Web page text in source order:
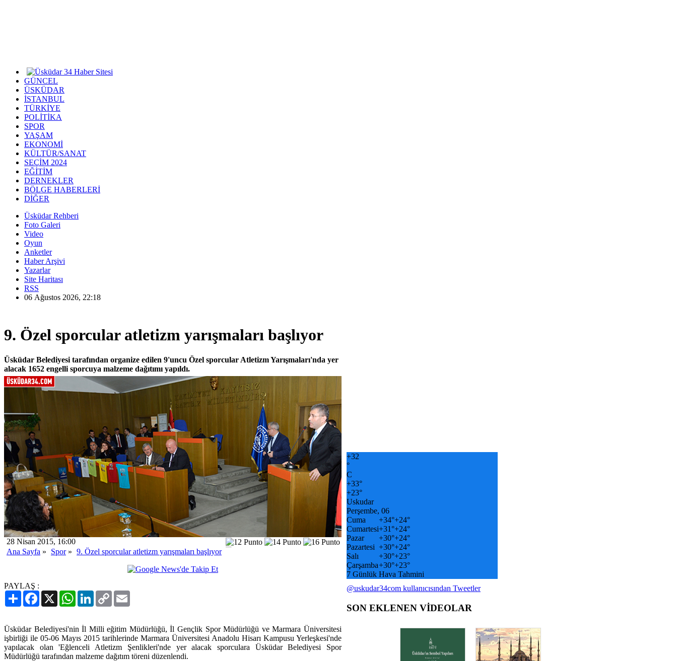
GÜNCEL
ÜSKÜDAR
İSTANBUL
TÜRKİYE
POLİTİKA
SPOR
YAŞAM
EKONOMİ
KÜLTÜR/SANAT
SEÇİM 2024
EĞİTİM
DERNEKLER
BÖLGE HABERLERİ
DİĞER
Üsküdar Rehberi
Foto Galeri
Video
Oyun
Anketler
Haber Arşivi
Yazarlar
Site Haritası
RSS
06 Ağustos 2026, 22:18
9. Özel sporcular atletizm yarışmaları başlıyor
Üsküdar Belediyesi tarafından organize edilen 9'uncu Özel sporcular Atletizm Yarışmaları'nda yer
alacak 1652 engelli sporcuya malzeme dağıtımı yapıldı.
28 Nisan 2015, 16:00
Ana Sayfa » Spor» 9. Özel sporcular atletizm yarışmaları başlıyor
PAYLAŞ :
PaylaşFacebook
X WhatsAppLinkedIn
Copy
Link
Üsküdar Belediyesi'nin İl Milli eğitim Müdürlüğü, İl Gençlik Spor Müdürlüğü ve Marmara Üniversitesi
işbirliği ile 05-06 Mayıs 2015 tarihlerinde Marmara Üniversitesi Anadolu Hisarı Kampusu Yerleşkesi'nde
yapılacak olan 'Eğlenceli Atletizm Şenlikleri'nde yer alacak sporculara Üsküdar Belediyesi Spor
Müdürlüğü tarafından malzeme dağıtım töreni düzenlendi.
+32
°
C
+33°
+23°
Uskudar
Perşembe, 06
Cuma
+34°+24°
Cumartesi+31°+24°
Pazar
+30°+24°
Pazartesi +30°+24°
Salı
+30°+23°
Çarşamba+30°+23°
7 Günlük Hava Tahmini
@uskudar34com kullanıcısından Tweetler
SON EKLENEN VİDEOLAR